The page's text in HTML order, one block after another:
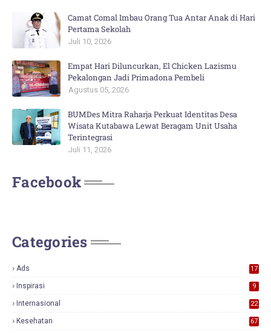
Camat Comal Imbau Orang Tua Antar Anak di Hari
Pertama Sekolah
Juli 10, 2026
Empat Hari Diluncurkan, El Chicken Lazismu
Pekalongan Jadi Primadona Pembeli
Agustus 05, 2026
BUMDes Mitra Raharja Perkuat Identitas Desa
Wisata Kutabawa Lewat Beragam Unit Usaha
Terintegrasi
Juli 11, 2026
Facebook
Categories
Ads
17
Inspirasi 9
Internasional 22
Kesehatan 67